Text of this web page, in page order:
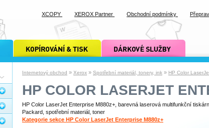
Internetový obchod » Xerox » Spotřební materiál, tonery, ink » HP Color
HP COLOR LASERJET
HP Color LaserJet Enterprise M880z+, barevná laserová multifunkční
Packard, spotřební materiál, toner
Kategorie sekce HP Color LaserJet Enterprise M880z+
kopírování a tisk xcopy dárkové služby xcopy
XCOPY XEROX Partner Obchodní podmínky